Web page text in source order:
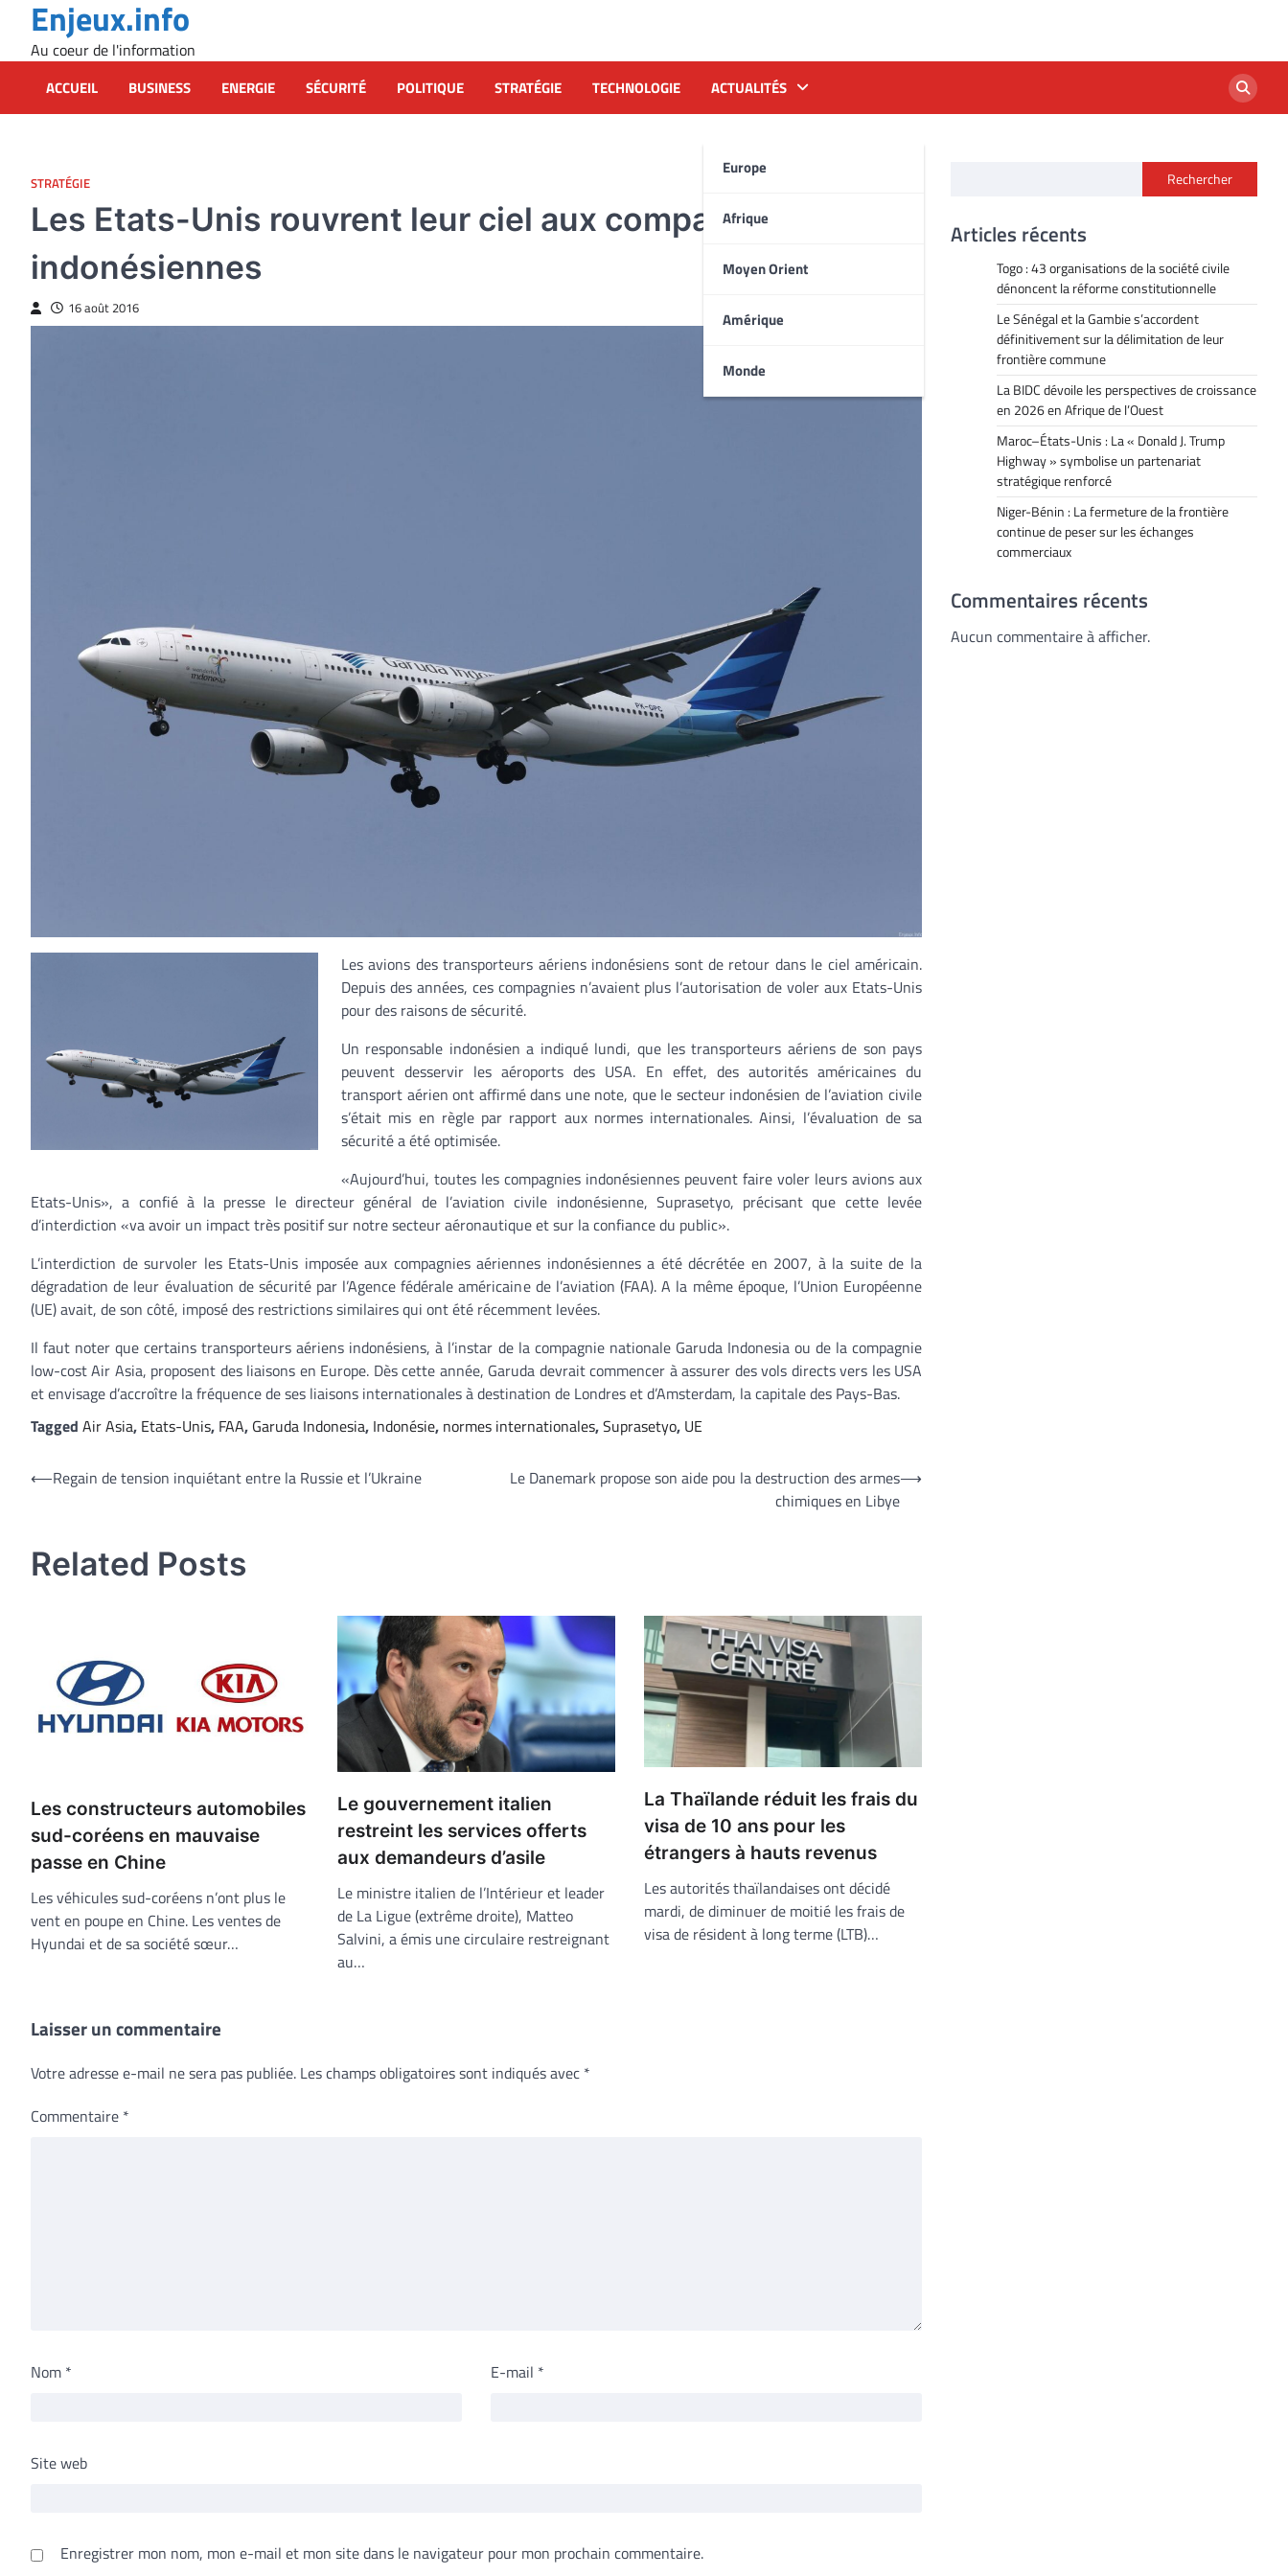
content
Enjeux.info
Au coeur de l'information
ACCUEIL BUSINESS ENERGIE SÉCURITÉ POLITIQUE STRATÉGIE TECHNOLOGIE ACTUALITÉS
Europe
Afrique
Moyen Orient
Amérique
Monde
STRATÉGIE
Les Etats-Unis rouvrent leur ciel aux compagnies
indonésiennes
16 août 2016
Les avions des transporteurs aériens indonésiens sont de retour dans le ciel américain.
Depuis des années, ces compagnies n’avaient plus l’autorisation de voler aux Etats-Unis
pour des raisons de sécurité.
Un responsable indonésien a indiqué lundi, que les transporteurs aériens de son pays
peuvent desservir les aéroports des USA. En effet, des autorités américaines du
transport aérien ont affirmé dans une note, que le secteur indonésien de l’aviation civile
s’était mis en règle par rapport aux normes internationales. Ainsi, l’évaluation de sa
sécurité a été optimisée.
«Aujourd’hui, toutes les compagnies indonésiennes peuvent faire voler leurs avions aux
Etats-Unis», a confié à la presse le directeur général de l’aviation civile indonésienne, Suprasetyo, précisant que cette levée
d’interdiction «va avoir un impact très positif sur notre secteur aéronautique et sur la confiance du public».
L’interdiction de survoler les Etats-Unis imposée aux compagnies aériennes indonésiennes a été décrétée en 2007, à la suite de la
dégradation de leur évaluation de sécurité par l’Agence fédérale américaine de l’aviation (FAA). A la même époque, l’Union Européenne
(UE) avait, de son côté, imposé des restrictions similaires qui ont été récemment levées.
Il faut noter que certains transporteurs aériens indonésiens, à l’instar de la compagnie nationale Garuda Indonesia ou de la compagnie
low-cost Air Asia, proposent des liaisons en Europe. Dès cette année, Garuda devrait commencer à assurer des vols directs vers les USA
et envisage d’accroître la fréquence de ses liaisons internationales à destination de Londres et d’Amsterdam, la capitale des Pays-Bas.
Tagged Air Asia, Etats-Unis, FAA, Garuda Indonesia, Indonésie, normes internationales,Suprasetyo, UE
Navigation
⟵Regain de tension inquiétant entre la Russie et l’Ukraine
Le Danemark propose son aide pou la destruction des armes
chimiques en Libye
⟶
Related Posts
Les constructeurs automobiles
sud-coréens en mauvaise
passe en Chine
Les véhicules sud-coréens n’ont plus le
vent en poupe en Chine. Les ventes de
Hyundai et de sa société sœur…
Le gouvernement italien
restreint les services offerts
aux demandeurs d’asile
Le ministre italien de l’Intérieur et leader
de La Ligue (extrême droite), Matteo
Salvini, a émis une circulaire restreignant
au…
La Thaïlande réduit les frais du
visa de 10 ans pour les
étrangers à hauts revenus
Les autorités thaïlandaises ont décidé
mardi, de diminuer de moitié les frais de
visa de résident à long terme (LTB)…
Laisser un commentaire
Votre adresse e-mail ne sera pas publiée. Les champs obligatoires sont indiqués avec *
Commentaire *
Nom * E-mail *
Site web
Enregistrer mon nom, mon e-mail et mon site dans le navigateur pour mon prochain commentaire.
Rechercher
Articles récents
Togo : 43 organisations de la société civile
dénoncent la réforme constitutionnelle
Le Sénégal et la Gambie s’accordent
définitivement sur la délimitation de leur
frontière commune
La BIDC dévoile les perspectives de croissance
en 2026 en Afrique de l’Ouest
Maroc–États-Unis : La « Donald J. Trump
Highway » symbolise un partenariat
stratégique renforcé
Niger-Bénin : La fermeture de la frontière
continue de peser sur les échanges
commerciaux
Commentaires récents
Aucun commentaire à afficher.